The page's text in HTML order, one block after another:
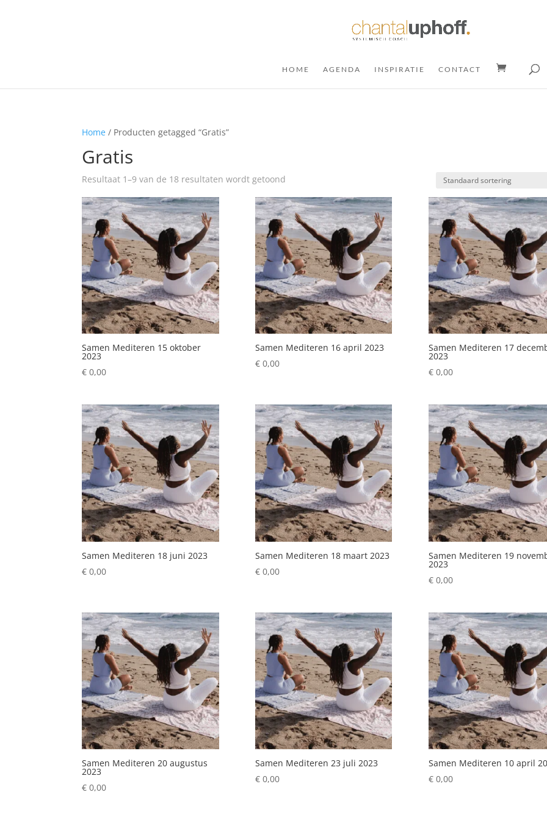
HOME AGENDA INSPIRATIE CONTACT
Home / Producten getagged “Gratis”
Gratis
Resultaat 1–9 van de 18 resultaten wordt getoond
Samen Mediteren 15 oktober
2023
€ 0,00
Samen Mediteren 16 april 2023
€0,00
Samen Mediteren 17
2023
€0,00
Samen Mediteren 18 juni 2023
€ 0,00
Samen Mediteren 18 maart 2023
€0,00
Samen Mediteren 19
2023
€0,00
Samen Mediteren 20 augustus
2023
€ 0,00
Samen Mediteren 23 juli 2023
€0,00
Samen Mediteren 10 april
€0,00